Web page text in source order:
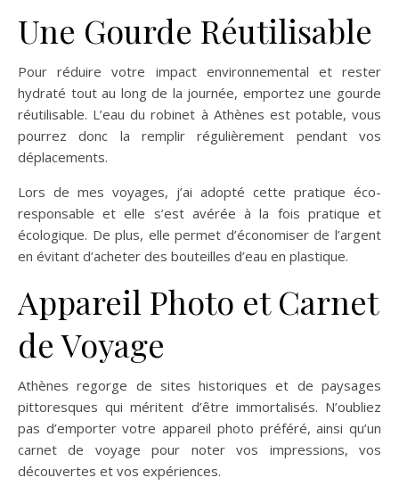
Une Gourde Réutilisable
Pour réduire votre impact environnemental et rester
hydraté tout au long de la journée, emportez une gourde
réutilisable. L’eau du robinet à Athènes est potable, vous
pourrez donc la remplir régulièrement pendant vos
déplacements.
Lors de mes voyages, j’ai adopté cette pratique éco-
responsable et elle s’est avérée à la fois pratique et
écologique. De plus, elle permet d’économiser de l’argent
en évitant d’acheter des bouteilles d’eau en plastique.
Appareil Photo et Carnet
de Voyage
Athènes regorge de sites historiques et de paysages
pittoresques qui méritent d’être immortalisés. N’oubliez
pas d’emporter votre appareil photo préféré, ainsi qu’un
carnet de voyage pour noter vos impressions, vos
découvertes et vos expériences.